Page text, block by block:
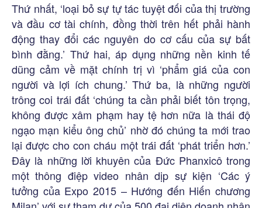
Thứ nhất, ‘loại bỏ sự tự tác tuyệt đối của thị trường
và đầu cơ tài chính, đồng thời trên hết phải hành
động thay đổi các nguyên do cơ cấu của sự bất
bình đằng.’ Thứ hai, áp dụng những nền kinh tế
dũng cảm về mặt chính trị vì ‘phẩm giá của con
người và lợi ích chung.’ Thứ ba, là những người
trông coi trái đất ‘chúng ta cần phải biết tôn trọng,
không được xâm phạm hay tệ hơn nữa là thái độ
ngạo mạn kiểu ông chủ’ nhờ đó chúng ta mới trao
lại được cho con cháu một trái đất ‘phát triển hơn.’
Đây là những lời khuyên của Đức Phanxicô trong
một thông điệp video nhân dịp sự kiện ‘Các ý
tưởng của Expo 2015 – Hướng đến Hiến chương